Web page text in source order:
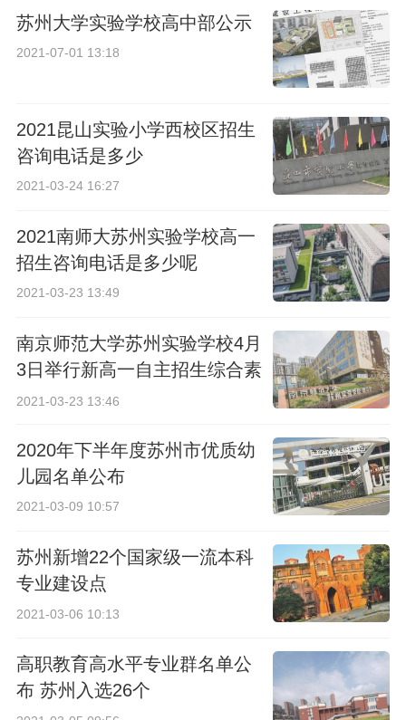
苏州大学实验学校高中部公示
2021-07-01 13:18
2021昆山实验小学西校区招生
咨询电话是多少
2021-03-24 16:27
2021南师大苏州实验学校高一
招生咨询电话是多少呢
2021-03-23 13:49
南京师范大学苏州实验学校4月
3日举行新高一自主招生综合素
质考查
2021-03-23 13:46
2020年下半年度苏州市优质幼
儿园名单公布
2021-03-09 10:57
苏州新增22个国家级一流本科
专业建设点
2021-03-06 10:13
高职教育高水平专业群名单公
布 苏州入选26个